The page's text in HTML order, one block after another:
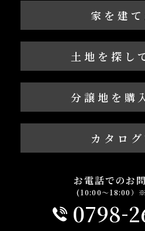
家を建
土地を探し
分譲地を購
カタロ
お電話でのお
(10:00～18:00）
0798-